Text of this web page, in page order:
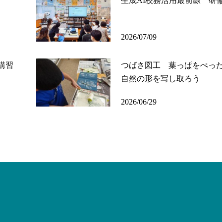
2026/07/09
習
つばさ図工 葉っぱをぺった
自然の形を写し取ろう
2026/06/29